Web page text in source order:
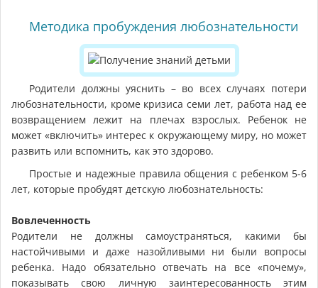
Методика пробуждения любознательности
Родители должны уяснить – во всех случаях потери
любознательности, кроме кризиса семи лет, работа над ее
возвращением лежит на плечах взрослых. Ребенок не
может «включить» интерес к окружающему миру, но может
развить или вспомнить, как это здорово.
Простые и надежные правила общения с ребенком 5-6
лет, которые пробудят детскую любознательность:
Вовлеченность
Родители не должны самоустраняться, какими бы
настойчивыми и даже назойливыми ни были вопросы
ребенка. Надо обязательно отвечать на все «почему»,
показывать свою личную заинтересованность этим